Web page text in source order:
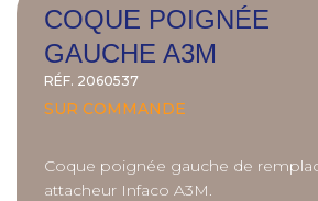
COQUE POIGNÉE
GAUCHE A3M
RÉF. 2060537
SUR COMMANDE
Coque poignée gauche de
attacheur Infaco A3M.